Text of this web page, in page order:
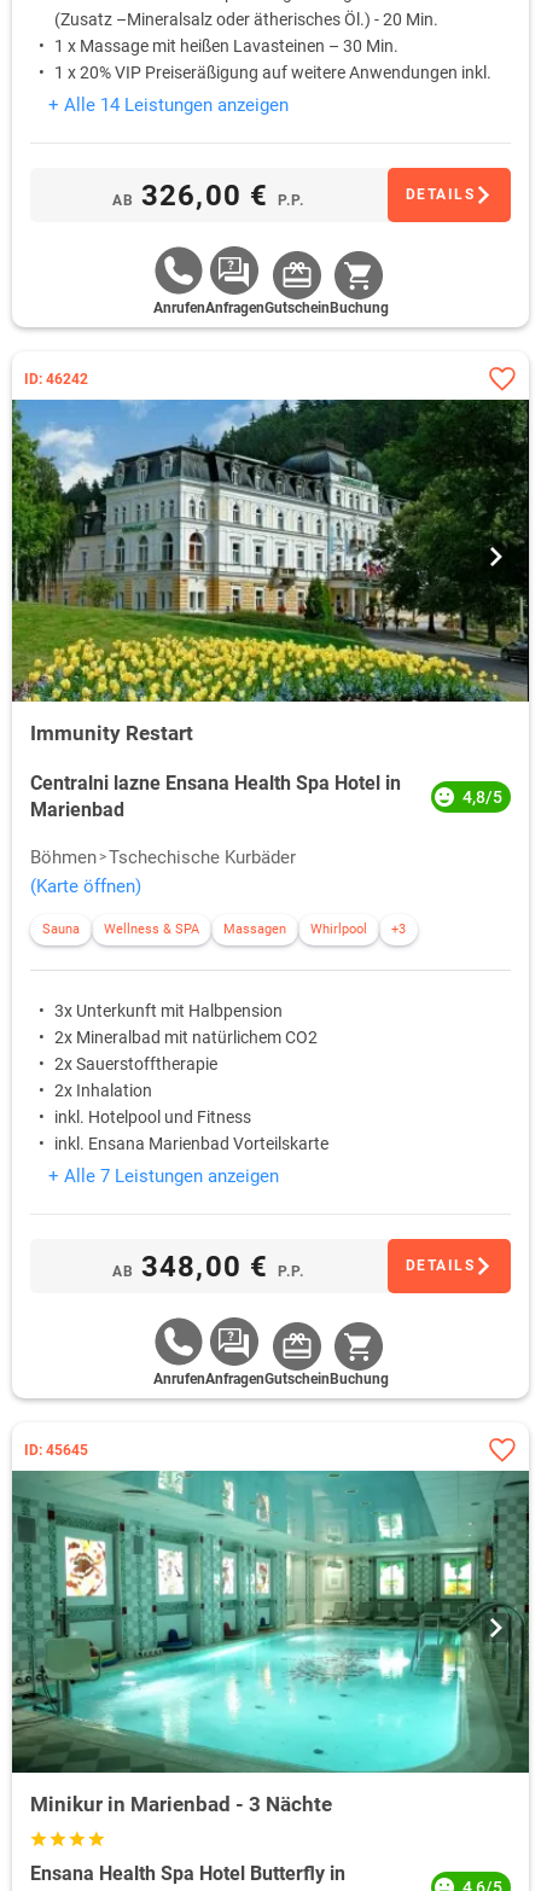
einhergehen kann. Im Durchschnitt ein Kur-Programm 18 bis 24
Behandlungen pro Woche.
(Zusatz –Mineralsalz oder ätherisches Öl.) - 20 Min.
1 x Massage mit heißen Lavasteinen – 30 Min.
1 x 20% VIP Preiseräßigung auf weitere Anwendungen inkl.
Sauna
+ Alle 14 Leistungen anzeigen
AB 326,00 € P.P. DETAILS
AnrufenAnfragenGutschein Buchung
ID: 46242
Immunity Restart
Centralni lazne Ensana Health Spa Hotel in
Marienbad
4,8/5
Böhmen Tschechische Kurbäder
(Karte öffnen)
Sauna Wellness & SPA Massagen Whirlpool +3
3x Unterkunft mit Halbpension
2x Mineralbad mit natürlichem CO2
2x Sauerstofftherapie
2x Inhalation
inkl. Hotelpool und Fitness
inkl. Ensana Marienbad Vorteilskarte
+ Alle 7 Leistungen anzeigen
AB 348,00 € P.P. DETAILS
AnrufenAnfragenGutschein Buchung
ID: 45645
Minikur in Marienbad - 3 Nächte
Ensana Health Spa Hotel Butterfly in